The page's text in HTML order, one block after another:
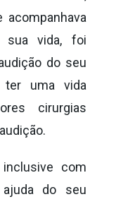
acompanhava
sua vida, foi
do seu
ter uma vida
cirurgias
com
do seu